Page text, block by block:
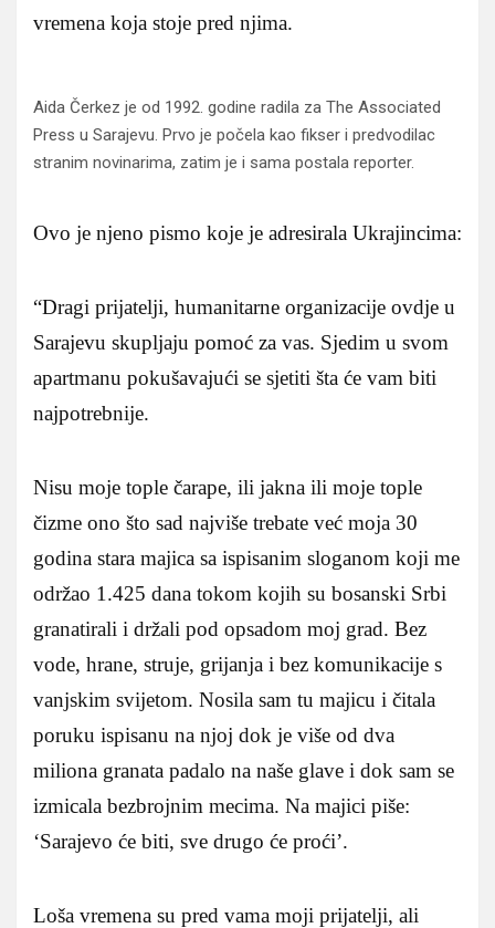
vremena koja stoje pred njima.
Aida Čerkez je od 1992. godine radila za The Associated
Press u Sarajevu. Prvo je počela kao fikser i predvodilac
stranim novinarima, zatim je i sama postala reporter.
Ovo je njeno pismo koje je adresirala Ukrajincima:
“Dragi prijatelji, humanitarne organizacije ovdje u
Sarajevu skupljaju pomoć za vas. Sjedim u svom
apartmanu pokušavajući se sjetiti šta će vam biti
najpotrebnije.
Nisu moje tople čarape, ili jakna ili moje tople
čizme ono što sad najviše trebate već moja 30
godina stara majica sa ispisanim sloganom koji me
održao 1.425 dana tokom kojih su bosanski Srbi
granatirali i držali pod opsadom moj grad. Bez
vode, hrane, struje, grijanja i bez komunikacije s
vanjskim svijetom. Nosila sam tu majicu i čitala
poruku ispisanu na njoj dok je više od dva
miliona granata padalo na naše glave i dok sam se
izmicala bezbrojnim mecima. Na majici piše:
‘Sarajevo će biti, sve drugo će proći’.
Loša vremena su pred vama moji prijatelji, ali